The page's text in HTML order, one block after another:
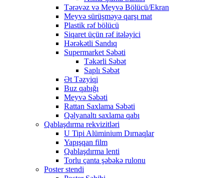
Tərəvəz və Meyvə Bölücü/Ekran
Meyvə sürüşməyə qarşı mat
Plastik rəf bölücü
Siqaret üçün rəf itələyici
Hərəkətli Sandıq
Supermarket Səbəti
Təkərli Səbət
Saplı Səbət
Ət Təzyiqi
Buz qabığı
Meyvə Səbəti
Rattan Saxlama Səbəti
Qəlyanaltı saxlama qabı
Qablaşdırma rekvizitləri
U Tipi Alüminium Dırnaqlar
Yapışqan film
Qablaşdırma lenti
Torlu çanta şəbəkə rulonu
Poster stendi